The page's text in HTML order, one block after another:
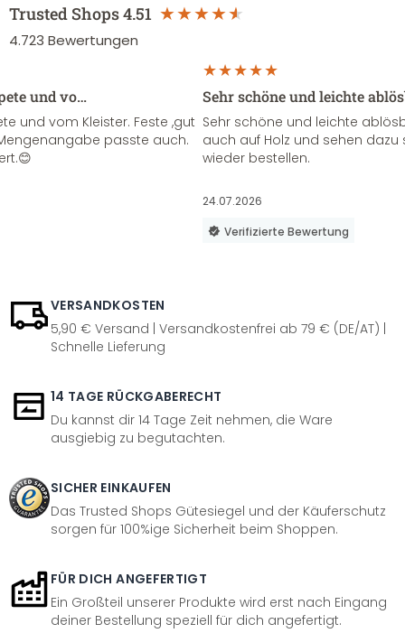
Trusted Shops4.51
4.723 Bewertungen
und vo…
und vom Kleister. Feste ,gut
passte auch.
Sehr schöne und leichte
Sehr schöne und leichte
auch auf Holz und sehen
wieder bestellen.
24.07.2026
Verifizierte Bewertung
VERSANDKOSTEN
5,90 € Versand | Versandkostenfrei ab 79 € (DE/AT) |
Schnelle Lieferung
14 TAGE RÜCKGABERECHT
Du kannst dir 14 Tage Zeit nehmen, die Ware
ausgiebig zu begutachten.
SICHER EINKAUFEN
Das Trusted Shops Gütesiegel und der Käuferschutz
sorgen für 100%ige Sicherheit beim Shoppen.
FÜR DICH ANGEFERTIGT
Ein Großteil unserer Produkte wird erst nach Eingang
deiner Bestellung speziell für dich angefertigt.